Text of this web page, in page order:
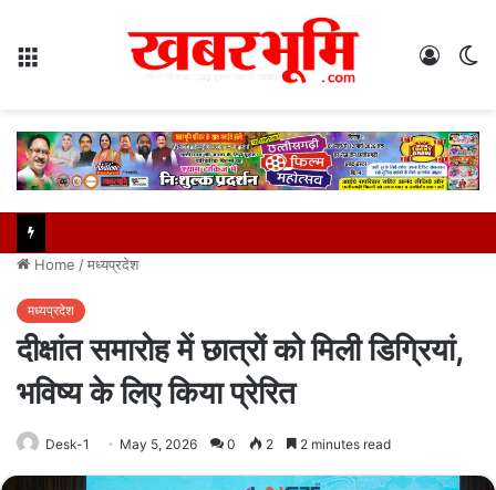
Log
Home /मध्यप्रदेश
मध्यप्रदेश
दीक्षांत समारोह में छात्रों को मिली डिग्रियां,
भविष्य के लिए किया प्रेरित
Desk-1 May 5, 2026 0 2 2 minutes read